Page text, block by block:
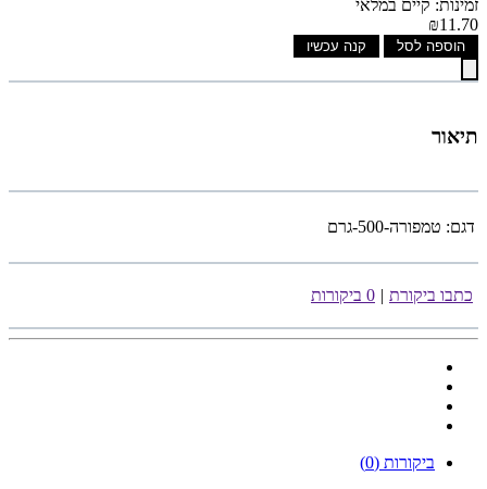
זמינות: קיים במלאי
₪11.70
הוספה לסל קנה עכשיו
תיאור
דגם: טמפורה-500-גרם
כתבו ביקורת | 0 ביקורות
ביקורות (0)